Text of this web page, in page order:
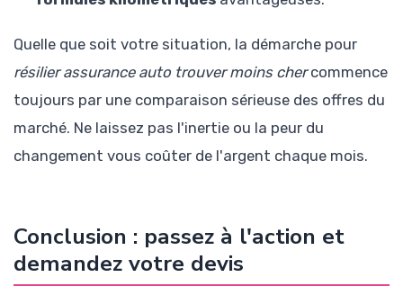
Quelle que soit votre situation, la démarche pour
résilier assurance auto trouver moins chercommence
toujours par une comparaison sérieuse des offres du
marché. Ne laissez pas l'inertie ou la peur du
changement vous coûter de l'argent chaque mois.
Conclusion : passez à l'action et
demandez votre devis